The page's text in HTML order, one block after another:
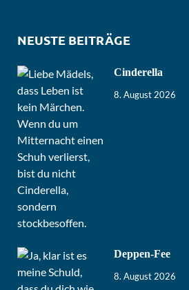
NEUSTE BEITRÄGE
Cinderella
8. August 2026
Deppen-Fee
8. August 2026